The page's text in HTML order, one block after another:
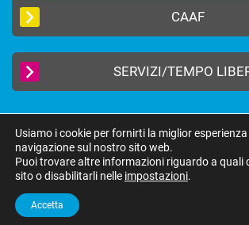
CAAF
SERVIZI/TEMPO
2019 © FEDERAZIONE AUTONOMA BANCARI
Cookie Policy
8552275
Usiamo i cookie per fornirti la miglior esperienza
navigazione sul nostro sito web.
Puoi trovare altre informazioni riguardo a quali
sito o disabilitarli nelle impostazioni.
Accetta